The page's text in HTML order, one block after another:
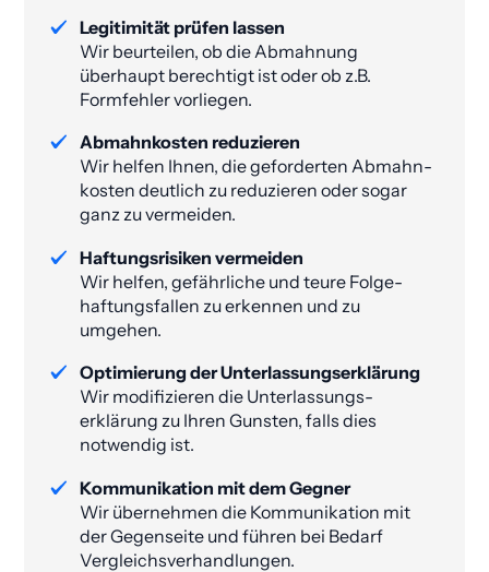
Legitimität prüfen lassen
Wir beurteilen, ob die Abmahnung
überhaupt berechtigt ist oder ob z.B.
Formfehler vorliegen.
Abmahnkosten reduzieren
Wir helfen Ihnen, die geforderten Abmahn­
kosten deutlich zu reduzieren oder sogar
ganz zu vermeiden​.
Haftungsrisiken vermeiden
Wir helfen, gefährliche und teure Folge­
haftungs­fallen zu erkennen und zu
umgehen.
Optimierung der Unterlassungs­erklärung
Wir modifizieren die Unterlassungs­
erklärung zu Ihren Gunsten, falls dies
notwendig ist.
Kommunikation mit dem Gegner
Wir übernehmen die Kommunikation mit
der Gegenseite und führen bei Bedarf
Vergleichsverhandlungen.